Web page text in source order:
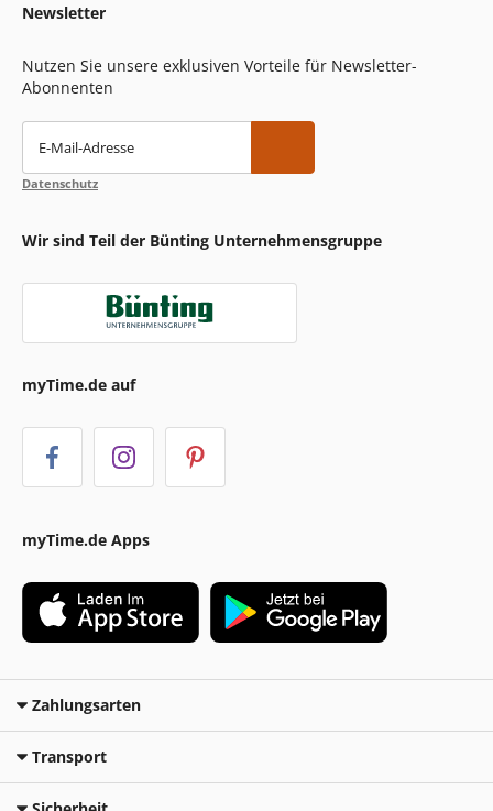
Newsletter
Nutzen Sie unsere exklusiven Vorteile für Newsletter-
Abonnenten
E-Mail-Adresse
Datenschutz
Wir sind Teil der Bünting Unternehmensgruppe
myTime.de auf
myTime.de Apps
Zahlungsarten
Transport